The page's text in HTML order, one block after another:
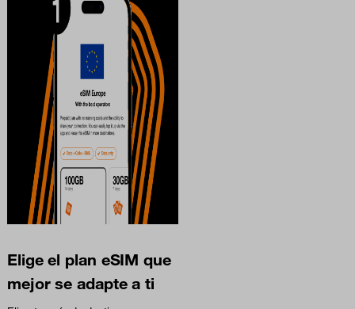
Elige el plan eSIM que
mejor se adapte a ti